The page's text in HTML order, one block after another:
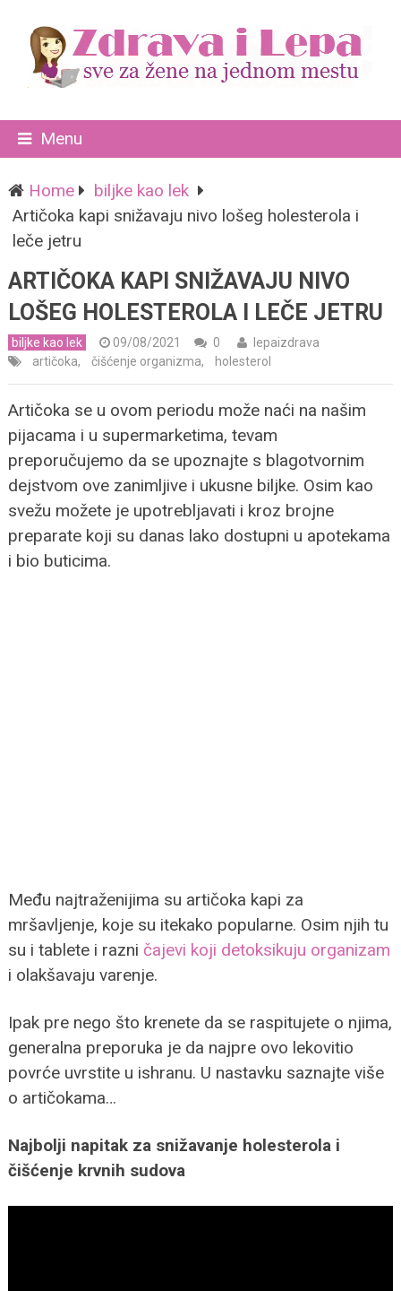
Menu
Home
biljke kao lek
Artičoka kapi snižavaju nivo lošeg holesterola i
leče jetru
ARTIČOKA KAPI SNIŽAVAJU NIVO
LOŠEG HOLESTEROLA I LEČE JETRU
biljke kao lek 09/08/2021 0
lepaizdrava
artičoka, čišćenje organizma, holesterol
Artičoka se u ovom periodu može naći na našim
pijacama i u supermarketima, tevam
preporučujemo da se upoznajte s blagotvornim
dejstvom ove zanimljive i ukusne biljke. Osim kao
svežu možete je upotrebljavati i kroz brojne
preparate koji su danas lako dostupni u apotekama
i bio buticima.
Među najtraženijima su artičoka kapi za
mršavljenje, koje su itekako popularne. Osim njih tu
su i tablete i razni čajevi koji detoksikuju organizam
i olakšavaju varenje.
Ipak pre nego što krenete da se raspitujete o njima,
generalna preporuka je da najpre ovo lekovitio
povrće uvrstite u ishranu. U nastavku saznajte više
o artičokama…
Najbolji napitak za snižavanje holesterola i
čišćenje krvnih sudova